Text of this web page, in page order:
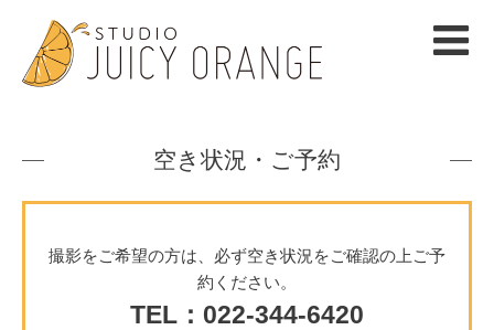
空き状況・ご予約
撮影をご希望の方は、必ず空き状況をご確認の上ご予
約ください。
TEL：022-344-6420